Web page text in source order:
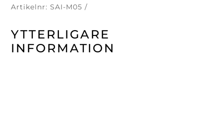
Artikelnr:SAI-M05
YTTERLIGARE
INFORMATION